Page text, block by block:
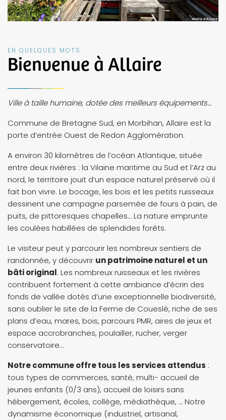
EN QUELQUES MOTS
Bienvenue à Allaire
Ville à taille humaine, dotée des meilleurs équipements…
Commune de Bretagne Sud, en Morbihan, Allaire est la
porte d’entrée Ouest de Redon Agglomération.
A environ 30 kilomètres de l’océan Atlantique, située
entre deux rivières : la Vilaine maritime au Sud et l’Arz au
nord, le territoire jouit d’un espace naturel préservé où il
fait bon vivre. Le bocage, les bois et les petits ruisseaux
dessinent une campagne parsemée de fours à pain, de
puits, de pittoresques chapelles… La nature emprunte
les coulées habillées de splendides forêts.
Le visiteur peut y parcourir les nombreux sentiers de
randonnée, y découvrir un patrimoine naturel et un
bâti original. Les nombreux ruisseaux et les rivières
contribuent fortement à cette ambiance d’écrin des
fonds de vallée dotés d’une exceptionnelle biodiversité,
sans oublier le site de la Ferme de Coueslé, riche de ses
plans d’eau, mares, bois, parcours PMR, aires de jeux et
espace accrobranches, poulailler, rucher, verger
conservatoire…
Notre commune offre tous les services attendus :
tous types de commerces, santé, multi- accueil de
jeunes enfants (0/3 ans), accueil de loisirs sans
hébergement, écoles, collège, médiathèque, … Notre
dynamisme économique (industriel, artisanal,